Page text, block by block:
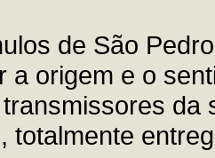
de São
a origem e o
da
totalmente